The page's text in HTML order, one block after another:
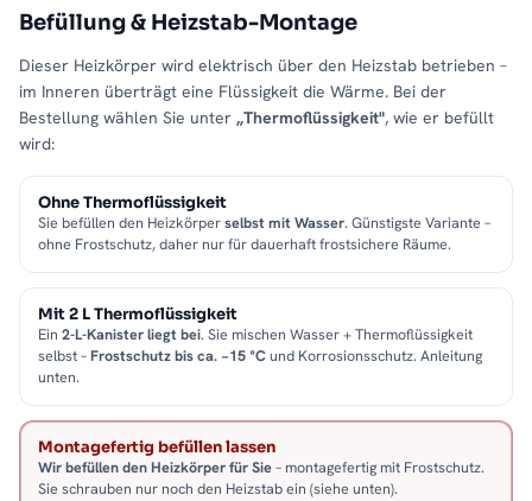
Befüllung & Heizstab-Montage
Dieser Heizkörper wird elektrisch über den Heizstab betrieben –
im Inneren überträgt eine Flüssigkeit die Wärme. Bei der
Bestellung wählen Sie unter „Thermoflüssigkeit", wie er befüllt
wird:
Ohne Thermoflüssigkeit
Sie befüllen den Heizkörperselbst mit Wasser. Günstigste Variante –
ohne Frostschutz, daher nur für dauerhaft frostsichere Räume.
Mit 2 L Thermoflüssigkeit
Ein 2-L-Kanister liegt bei. Sie mischen Wasser + Thermoflüssigkeit
selbst –Frostschutz bis ca. −15 °Cund Korrosionsschutz. Anleitung
unten.
Montagefertig befüllen lassen
Wir befüllen den Heizkörper für Sie– montagefertig mit Frostschutz.
Sie schrauben nur noch den Heizstab ein (siehe unten).